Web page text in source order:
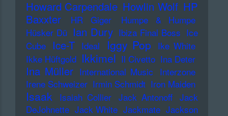
Howard Carpendale Howlin Wolf HP
Baxxter
HR Giger
Humpe & Humpe
Hüsker Dü Ian Dury Ibiza Final Boss Ice
Cube
Ice-T Ideal Iggy Pop Ike White
Ikke Hüftgold Ikkimel Il Civetto Ina Deter
Ina Müller International Music Interzone
Irene Schweizer Irmin Schmidt Iron Maiden
Isaak Isaiah Collier Jack Antonoff Jack
DeJohnette Jack White Jackmate Jackson